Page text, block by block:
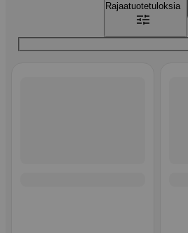
Rajaatuotetuloksia